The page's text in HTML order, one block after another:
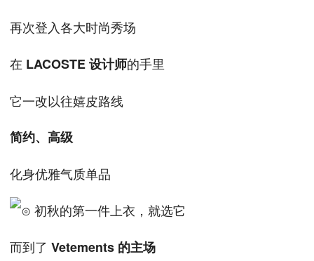
再次登入各大时尚秀场
在 LACOSTE 设计师的手里
它一改以往嬉皮路线
简约、高级
化身优雅气质单品
而到了 Vetements 的主场